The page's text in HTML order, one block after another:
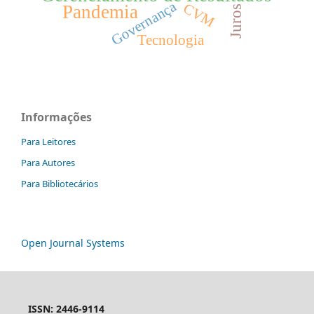
Pandemia Juros
Governança
Tecnologia
CVM
Informações
Para Leitores
Para Autores
Para Bibliotecários
Open Journal Systems
ISSN: 2446-9114